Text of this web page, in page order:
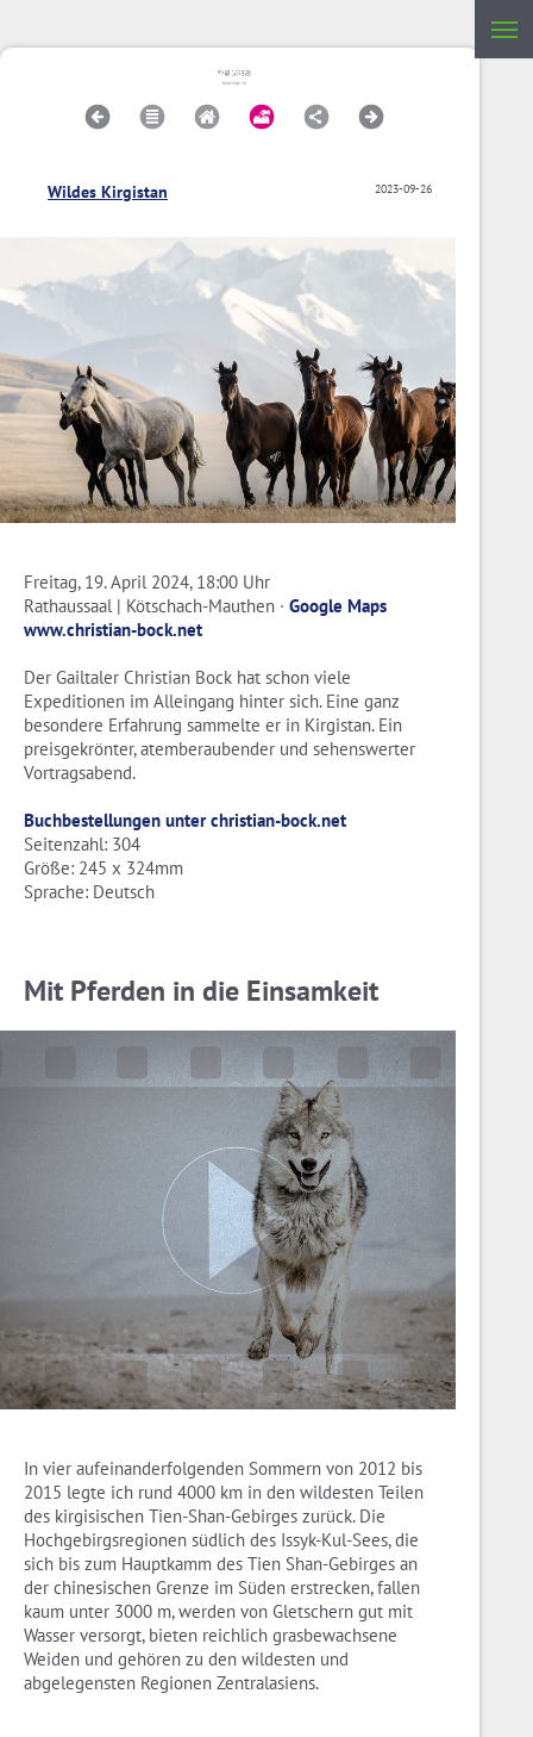
2023-09-26
Wildes Kirgistan
Freitag, 19. April 2024, 18:00 Uhr
Rathaussaal | Kötschach-Mauthen · Google Maps
www.christian-bock.net
Der Gailtaler Christian Bock hat schon viele
Expeditionen im Alleingang hinter sich. Eine ganz
besondere Erfahrung sammelte er in Kirgistan. Ein
preisgekrönter, atemberaubender und sehenswerter
Vortragsabend.
Buchbestellungen unter christian-bock.net
Seitenzahl: 304
Größe: 245 x 324mm
Sprache: Deutsch
Mit Pferden in die Einsamkeit
In vier aufeinanderfolgenden Sommern von 2012 bis
2015 legte ich rund 4000 km in den wildesten Teilen
des kirgisischen Tien-Shan-Gebirges zurück. Die
Hochgebirgsregionen südlich des Issyk-Kul-Sees, die
sich bis zum Hauptkamm des Tien Shan-Gebirges an
der chinesischen Grenze im Süden erstrecken, fallen
kaum unter 3000 m, werden von Gletschern gut mit
Wasser versorgt, bieten reichlich grasbewachsene
Weiden und gehören zu den wildesten und
abgelegensten Regionen Zentralasiens.